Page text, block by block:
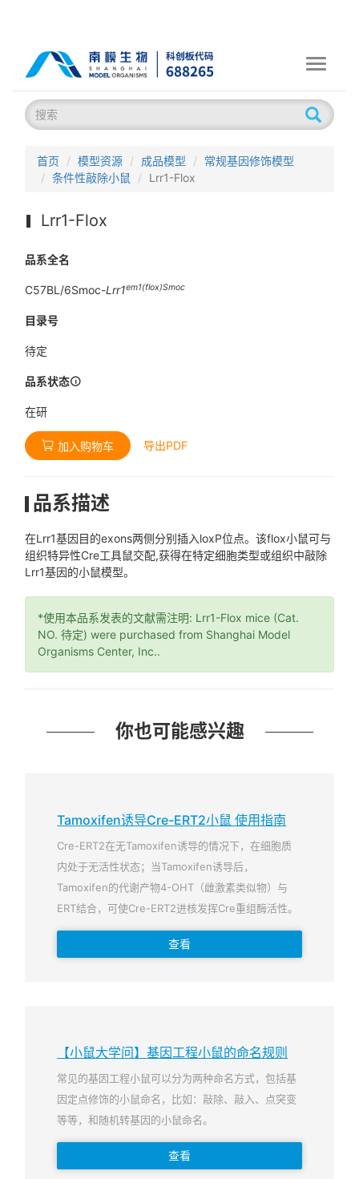
Toggle
首页 模型资源 成品模型
常规基因修饰模型
条件性敲除小鼠
Lrr1-Flox
Lrr1-Flox
品系全名
C57BL/6Smoc-Lrr1em1(flox)Smoc
目录号
待定
品系状态
在研
加入购物车 导出PDF
品系描述
在Lrr1基因目的exons两侧分别插入loxP位点。该flox小鼠可与
组织特异性Cre工具鼠交配,获得在特定细胞类型或组织中敲除
Lrr1基因的小鼠模型。
*使用本品系发表的文献需注明: Lrr1-Flox mice (Cat.
NO. 待定) were purchased from Shanghai Model
Organisms Center, Inc..
你也可能感兴趣
Tamoxifen诱导Cre-ERT2小鼠 使用指南
Cre-ERT2在无Tamoxifen诱导的情况下，在细胞质
内处于无活性状态；当Tamoxifen诱导后，
Tamoxifen的代谢产物4-OHT（雌激素类似物）与
ERT结合，可使Cre-ERT2进核发挥Cre重组酶活性。
查看
【小鼠大学问】基因工程小鼠的命名规则
常见的基因工程小鼠可以分为两种命名方式，包括基
因定点修饰的小鼠命名，比如：敲除、敲入、点突变
等等，和随机转基因的小鼠命名。
查看